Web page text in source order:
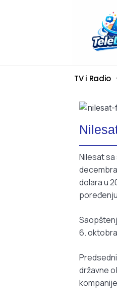
TV i Radio
Nilesat
dolara u
6.
državne